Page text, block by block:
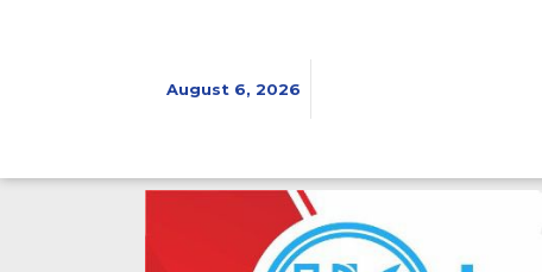
August 6, 2026